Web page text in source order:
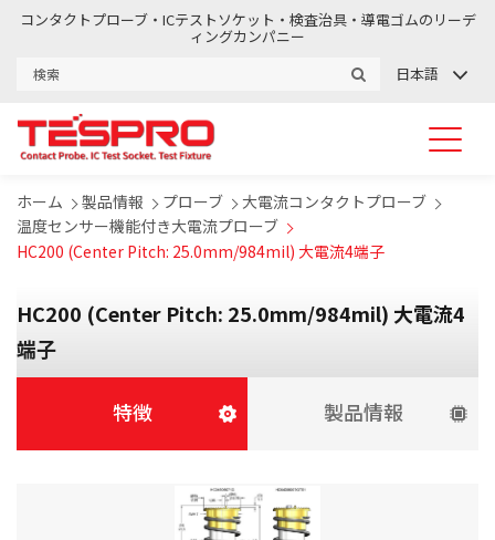
コンタクトプローブ・ICテストソケット・検査治具・導電ゴムのリーデ
ィングカンパニー
日本語
ホーム 製品情報 プローブ
大電流コンタクトプローブ
温度センサー機能付き大電流プローブ
HC200 (Center Pitch: 25.0mm/984mil) 大電流4端子
HC200 (Center Pitch: 25.0mm/984mil) 大電流4
端子
特徴 製品情報